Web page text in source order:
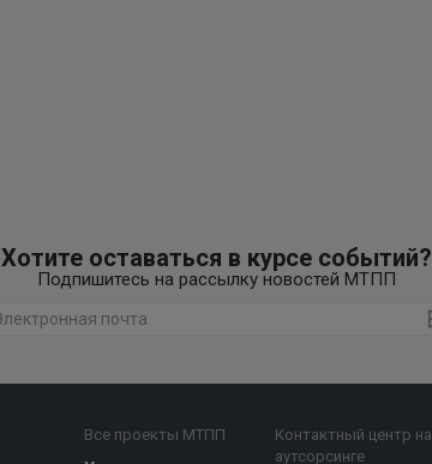
Хотите оставаться в курсе событий?
Подпишитесь на рассылку новостей МТПП
Все проекты МТПП
Контактный центр на
аутсорсинге